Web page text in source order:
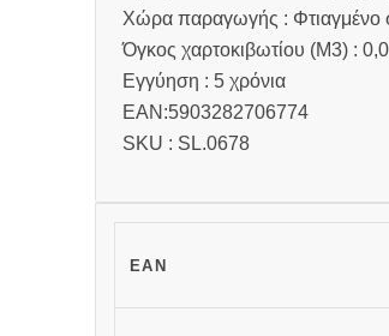
Χώρα παραγωγής : Φτιαγμένο
Όγκος χαρτοκιβωτίου (M3) :
Εγγύηση : 5 χρόνια
EAN:5903282706774
SKU : SL.0678
EAN